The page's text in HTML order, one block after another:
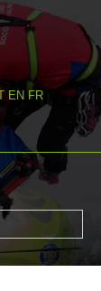
EN FR